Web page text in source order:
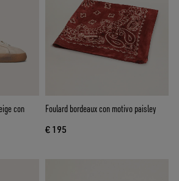
con
Foulard bordeaux con motivo paisley
€ 195